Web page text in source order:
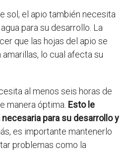
sol, el apio también necesita
para su desarrollo. La
que las hojas del apio se
lo cual afecta su
al menos seis horas de
manera óptima. Esto le
para su desarrollo y
es importante mantenerlo
problemas como la